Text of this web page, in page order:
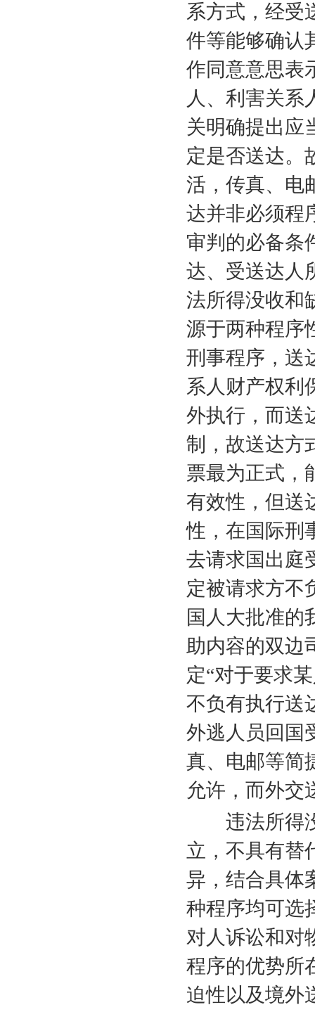
系方式，经受
件等能够确认
作同意意思表
人、利害关系
关明确提出应
定是否送达。
活，传真、电
达并非必须程
审判的必备条
达、受送达人
法所得没收和
源于两种程序
刑事程序，送
系人财产权利
外执行，而送
制，故送达方
票最为正式，
有效性，但送
性，在国际刑
去请求国出庭
定被请求方不
国人大批准的
助内容的双边
定“对于要求
不负有执行送
外逃人员回国
真、电邮等简
允许，而外交
违法所得
立，不具有替
异，结合具体
种程序均可选
对人诉讼和对
程序的优势所
迫性以及境外